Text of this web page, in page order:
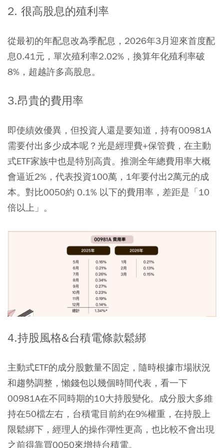
2. 很高股息的殖利率
從最初的年配息改為季配息，2026年3月迎來首度配
息0.41元，單次殖利率2.02%，換算年化殖利率破
8%，超越許多高股息。
3.昂貴的費用率
即使績效優異，但投資人還是要知道，持有00981A
需要付出多少成本呢？光是經理費+保管費，在主動
式ETF家族中也是特別高貴。推測全年總費用率大概
會逼近2%，代表投資100萬，1年要付出2萬元的成
本。對比0050約 0.1% 以下的費用率，差距是「10
倍以上」。
4.持股風格&台積電條款鬆綁
主動式ETF的成分股數量不固定，隨時根據市場狀況
和趨勢調整，懶錢包以幾個時間代表，看一下
00981A在不同時期的10大持股變化。成分股大多維
持在50檔左右，台積電目前約在9%權重，在持股上
限鬆綁下，經理人的操作彈性更高，也比較不會出現
之前得靠買0050來增持台積電。